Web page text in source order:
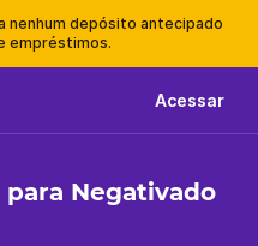
nenhum depósito antecipado
empréstimos.
Acessar
Negativado